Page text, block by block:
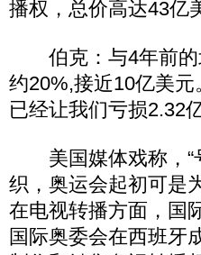
播权，总价高达43亿
伯克：与4年前的
约20%,接近10亿美
已经让我们亏损2.32
美国媒体戏称，“
织，奥运会起初可是
在电视转播方面，国
国际奥委会在西班牙